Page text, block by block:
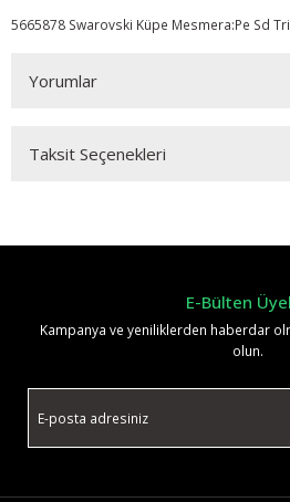
5665878 Swarovski Küpe Mesmera:Pe Sd
Yorumlar
Taksit Seçenekleri
E-Bülten
Kampanya ve yeniliklerden haberdar
olun.